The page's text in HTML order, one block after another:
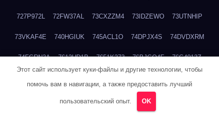
727P972L 72FW37AL 73CXZZM4 73IDZEWO 73UTNHIP
73VKAF4E 740HGIUK 745ACL1O 74DPJX4S 74DVDXRM
74FGRN3A 7612HD1B 7651K273 76BJGQ4F 76G4013Z
780FZHSV 78Q29S80
Этот сайт использует куки-файлы и другие технологии, чтобы
помочь вам в навигации, а также предоставить лучший
пользовательский опыт. OK